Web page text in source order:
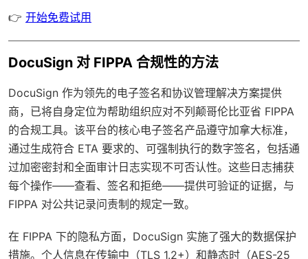
👉 开始免费试用
DocuSign 对 FIPPA 合规性的方法
DocuSign 作为领先的电子签名和协议管理解决方案提供
商，已将自身定位为帮助组织应对不列颠哥伦比亚省 FIPPA
的合规工具。该平台的核心电子签名产品遵守加拿大标准，
通过生成符合 ETA 要求的、可强制执行的数字签名，包括通
过加密密封和全面审计日志实现不可否认性。这些日志捕获
每个操作——查看、签名和拒绝——提供可验证的证据，与
FIPPA 对公共记录问责制的规定一致。
在 FIPPA 下的隐私方面，DocuSign 实施了强大的数据保护
措施。个人信息在传输中（TLS 1.2+）和静态时（AES-25